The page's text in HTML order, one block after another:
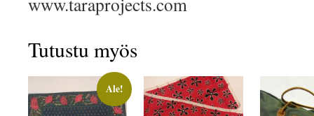
Tutustu myös
Ale!